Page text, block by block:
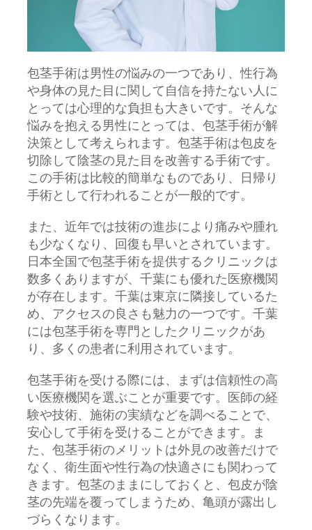
包茎手術は男性の悩みの一つであり、性行為
や身体の見た目に関して自信を持たない人に
とっては心理的な負担も大きいです。 そんな
悩みを抱える男性にとっては、包茎手術が解
決策として考えられます。包茎手術は包皮を
切除して陰茎の見た目を改善する手術です。
この手術は比較的簡単なものであり、日帰り
手術として行われることが一般的です。
また、近年では技術の進歩により痛みや腫れ
も少なくなり、回復も早いとされています。
日本全国で包茎手術を提供するクリニックは
数多くありますが、千葉にも優れた医療機関
が存在します。千葉は東京に隣接しているた
め、アクセスの良さも魅力の一つです。千葉
には包茎手術を専門としたクリニックがあ
り、多くの患者に利用されています。
包茎手術を受ける際には、まずは信頼性の高
い医療機関を選ぶことが重要です。医師の経
験や技術、施術の実績などを調べることで、
安心して手術を受けることができます。ま
た、包茎手術のメリットは外見の改善だけで
なく、衛生面や性行為の快適さにも関わって
きます。包茎のままにしておくと、包皮が陰
茎の先端を覆ってしまうため、亀頭が露出し
づらくなります。